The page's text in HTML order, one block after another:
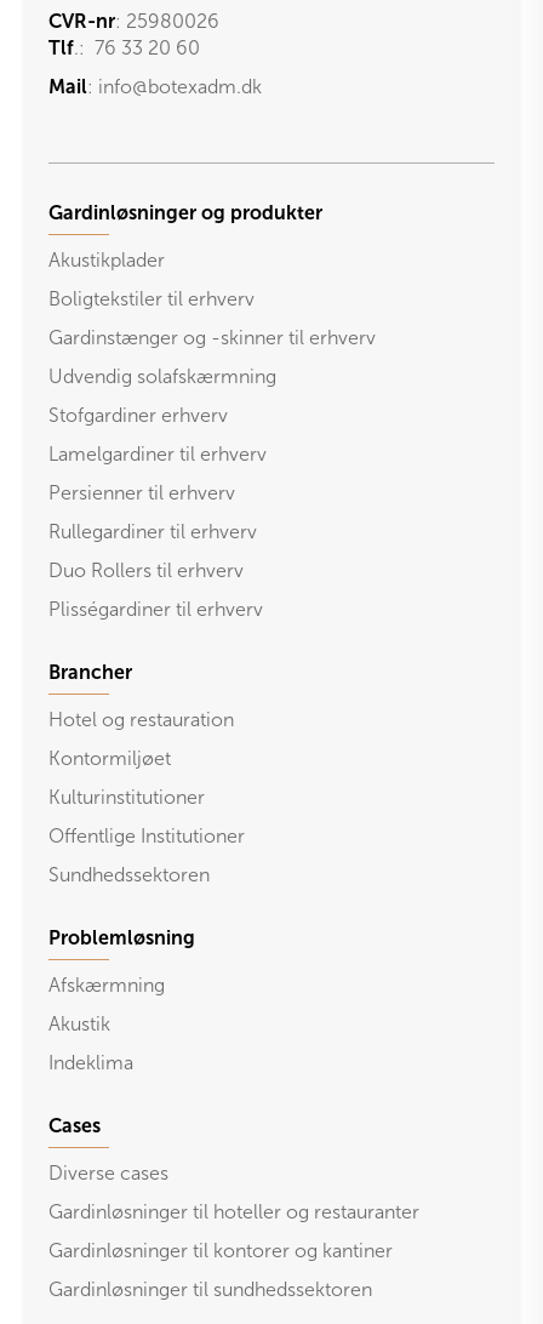
CVR-nr: 25980026
Tlf.: 76 33 20 60
Mail: info@botexadm.dk
Gardinløsninger og produkter
Akustikplader
Boligtekstiler til erhverv
Gardinstænger og -skinner til erhverv
Udvendig solafskærmning
Stofgardiner erhverv
Lamelgardiner til erhverv
Persienner til erhverv
Rullegardiner til erhverv
Duo Rollers til erhverv
Plisségardiner til erhverv
Brancher
Hotel og restauration
Kontormiljøet
Kulturinstitutioner
Offentlige Institutioner
Sundhedssektoren
Problemløsning
Afskærmning
Akustik
Indeklima
Cases
Diverse cases
Gardinløsninger til hoteller og restauranter
Gardinløsninger til kontorer og kantiner
Gardinløsninger til sundhedssektoren